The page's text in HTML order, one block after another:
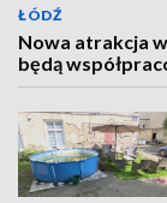
ŁÓDŹ
Nowa atrakcja
będą